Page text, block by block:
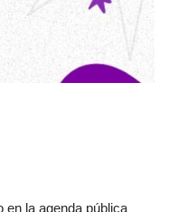
en la agenda pública